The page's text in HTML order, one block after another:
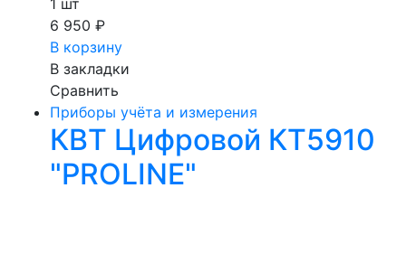
6 950 ₽
В корзину
В закладки
Сравнить
Приборы учёта и измерения
КВТ Цифровой КТ5910
"PROLINE"